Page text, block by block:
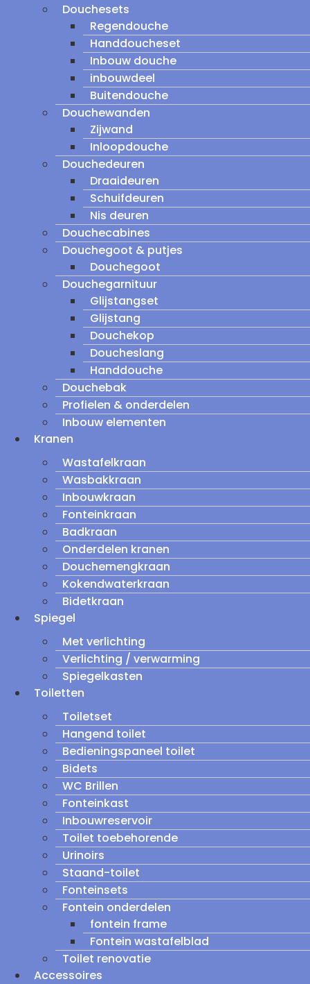
Douchesets
Regendouche
Handdoucheset
Inbouw douche
inbouwdeel
Buitendouche
Douchewanden
Zijwand
Inloopdouche
Douchedeuren
Draaideuren
Schuifdeuren
Nis deuren
Douchecabines
Douchegoot & putjes
Douchegoot
Douchegarnituur
Glijstangset
Glijstang
Douchekop
Doucheslang
Handdouche
Douchebak
Profielen & onderdelen
Inbouw elementen
Kranen
Wastafelkraan
Wasbakkraan
Inbouwkraan
Fonteinkraan
Badkraan
Onderdelen kranen
Douchemengkraan
Kokendwaterkraan
Bidetkraan
Spiegel
Met verlichting
Verlichting / verwarming
Spiegelkasten
Toiletten
Toiletset
Hangend toilet
Bedieningspaneel toilet
Bidets
WC Brillen
Fonteinkast
Inbouwreservoir
Toilet toebehorende
Urinoirs
Staand-toilet
Fonteinsets
Fontein onderdelen
fontein frame
Fontein wastafelblad
Toilet renovatie
Accessoires